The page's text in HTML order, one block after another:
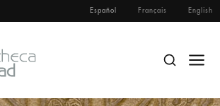
Español Français English